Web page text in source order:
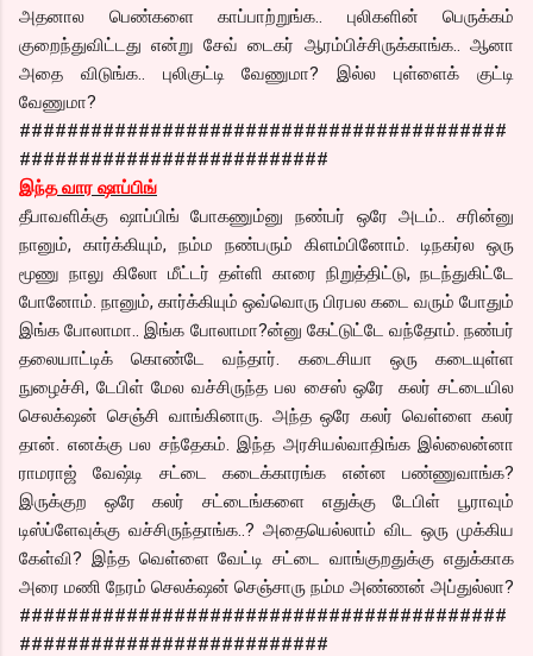
அதனால பெண்களை காப்பாற்றுங்க.. புலிகளின் பெருக்கம்
குறைந்துவிட்டது என்று சேவ் டைகர் ஆரம்பிச்சிருக்காங்க.. ஆனா
அதை விடுங்க.. புலிகுட்டி வேணுமா? இல்ல புள்ளைக் குட்டி
வேணுமா?
#########################################
##########################
இந்த வார ஷாப்பிங்
தீபாவளிக்கு ஷாப்பிங் போகணும்னு நண்பர் ஒரே அடம்.. சரின்னு
நானும், கார்க்கியும், நம்ம நண்பரும் கிளம்பினோம். டிநகர்ல ஒரு
மூணு நாலு கிலோ மீட்டர் தள்ளி காரை நிறுத்திட்டு, நடந்துகிட்டே
போனோம். நானும், கார்க்கியும் ஒவ்வொரு பிரபல கடை வரும் போதும்
இங்க போலாமா.. இங்க போலாமா?ன்னு கேட்டுட்டே வந்தோம். நண்பர்
தலையாட்டிக் கொண்டே வந்தார். கடைசியா ஒரு கடையுள்ள
நுழைச்சி, டேபிள் மேல வச்சிருந்த பல சைஸ் ஒரே கலர் சட்டையில
செலக்‌ஷன் செஞ்சி வாங்கினாரு. அந்த ஒரே கலர் வெள்ளை கலர்
தான். எனக்கு பல சந்தேகம். இந்த அரசியல்வாதிங்க இல்லைன்னா
ராமராஜ் வேஷ்டி சட்டை கடைக்காரங்க என்ன பண்ணுவாங்க?
இருக்குற ஒரே கலர் சட்டைங்களை எதுக்கு டேபிள் பூராவும்
டிஸ்ப்ளேவுக்கு வச்சிருந்தாங்க..? அதையெல்லாம் விட ஒரு முக்கிய
கேள்வி? இந்த வெள்ளை வேட்டி சட்டை வாங்குறதுக்கு எதுக்காக
அரை மணி நேரம் செலக்‌ஷன் செஞ்சாரு நம்ம அண்ணன் அப்துல்லா?
#########################################
##########################